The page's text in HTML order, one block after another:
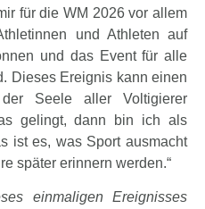
für die WM 2026 vor allem
und Athleten auf
und das Event für alle
Dieses Ereignis kann einen
Seele aller Voltigierer
gelingt, dann bin ich als
ist es, was Sport ausmacht
später erinnern werden.“
einmaligen Ereignisses